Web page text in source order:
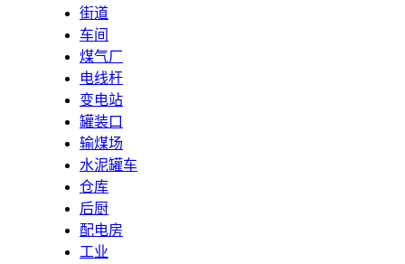
街道
车间
煤气厂
电线杆
变电站
罐装口
输煤场
水泥罐车
仓库
后厨
配电房
工业